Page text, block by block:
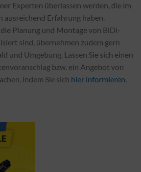
Experten überlassen werden, die im
ausreichend Erfahrung haben.
Planung und Montage von BiDi-
sind, übernehmen zudem gern
und Umgebung. Lassen Sie sich einen
bzw. ein Angebot von
indem Sie sich hier informieren.